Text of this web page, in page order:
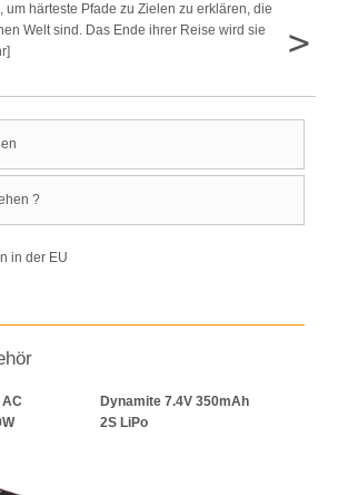
härteste Pfade zu Zielen zu erklären, die
Welt sind. Das Ende ihrer Reise wird sie
>
?
in der EU
Dynamite 7.4V 350mAh
2S LiPo